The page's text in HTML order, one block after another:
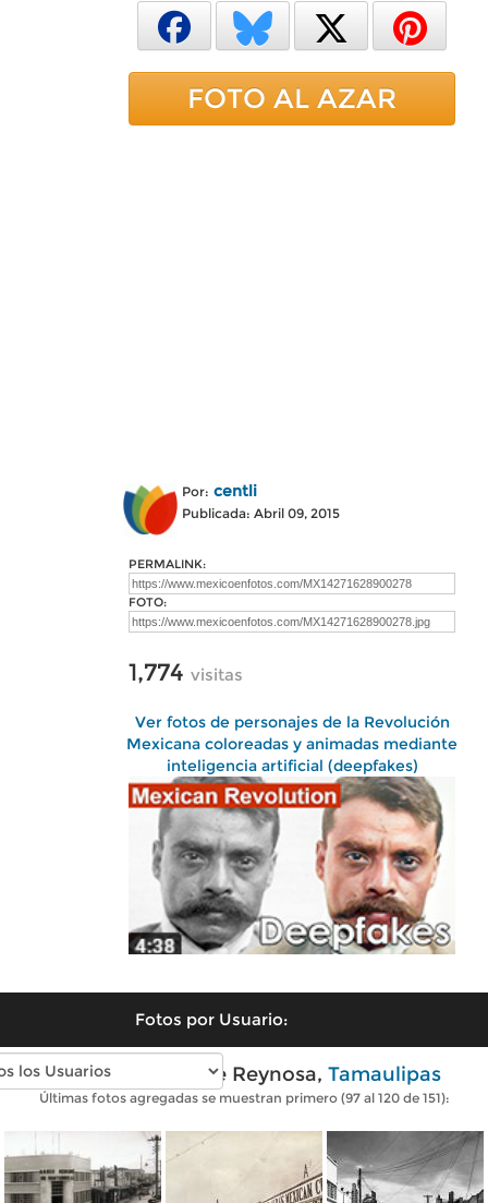
FOTO AL AZAR
Por: centli
Publicada: Abril 09, 2015
PERMALINK:
FOTO:
1,774 visitas
Ver fotos de personajes de la Revolución
Mexicana coloreadas y animadas mediante
inteligencia artificial (deepfakes)
Fotos por Usuario:
Fotos antiguas de Reynosa, Tamaulipas
Últimas fotos agregadas se muestran primero (97 al 120 de 151):